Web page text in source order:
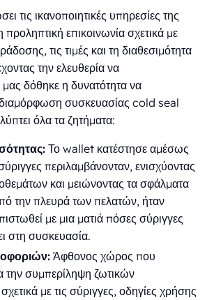
τις ικανοποιητικές υπηρεσίες της
επικοινωνία σχετικά με
τις τιμές και τη διαθεσιμότητα
την ελευθερία να
δόθηκε η δυνατότητα να
διαμόρφωση συσκευασίας cold seal
όλα τα ζητήματα:
Το wallet κατέστησε αμέσως
περιλαμβάνονταν, ενισχύοντας
και μειώνοντας τα σφάλματα
την πλευρά των πελατών, ήταν
με μια ματιά πόσες σύριγγες
στη συσκευασία.
Άφθονος χώρος που
την συμπερίληψη ζωτικών
με τις σύριγγες, οδηγίες χρήσης